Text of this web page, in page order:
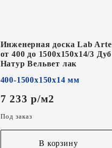
Инженерная доска Lab Arte
от 400 до 1500х150х14/3 Дуб
Натур Вельвет лак
400-1500х150х14 мм
7 233 р/м2
Под заказ
В корзину